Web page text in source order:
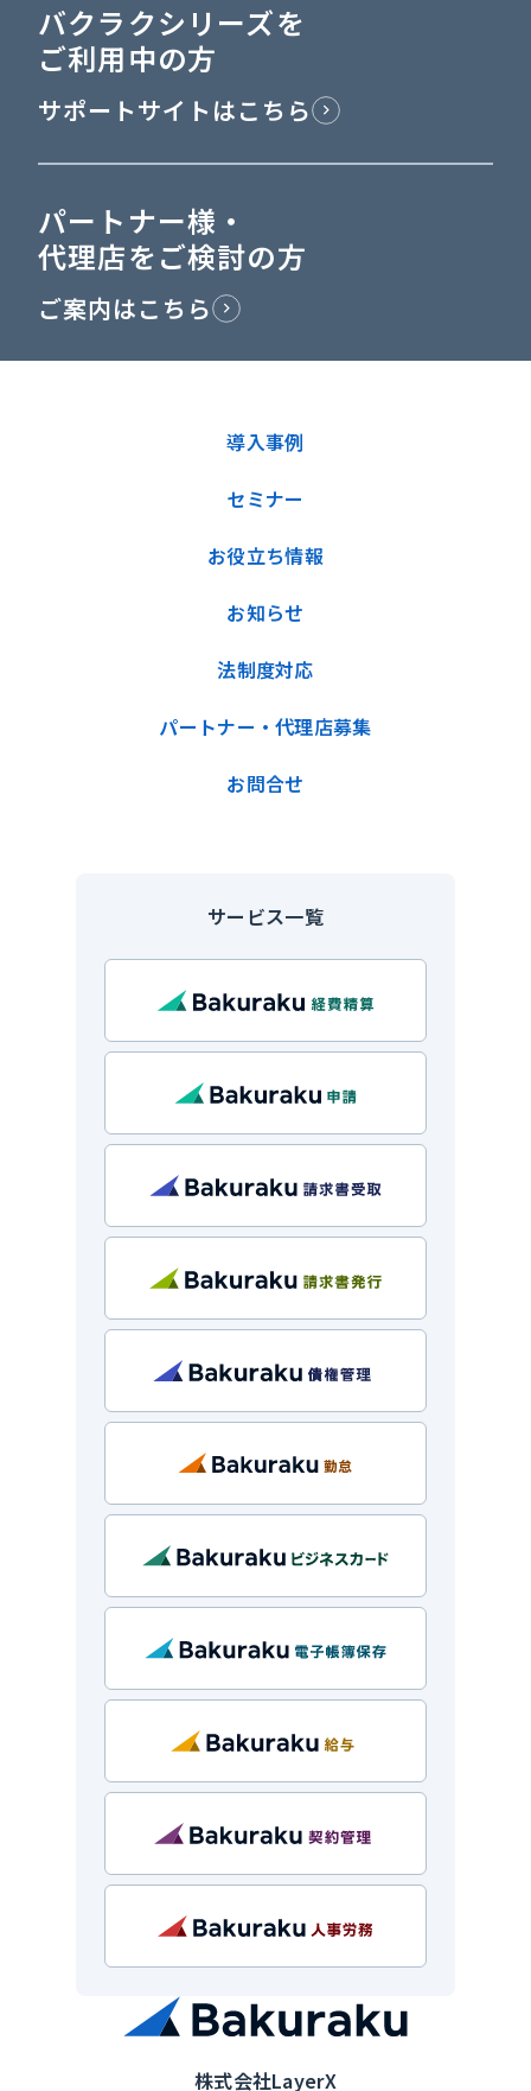
バクラクシリーズを
ご利用中の方
サポートサイトはこちら
パートナー様・
代理店をご検討の方
ご案内はこちら
株式会社LayerX
導入事例
セミナー
お役立ち情報
お知らせ
法制度対応
パートナー・代理店募集
お問合せ
サービス一覧